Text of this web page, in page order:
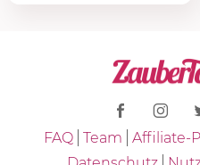
FAQ Team Affiliate-